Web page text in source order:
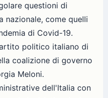
questioni di
nazionale, come quelli
di Covid-19.
politico italiano di
coalizione di governo
Meloni.
dell'Italia con